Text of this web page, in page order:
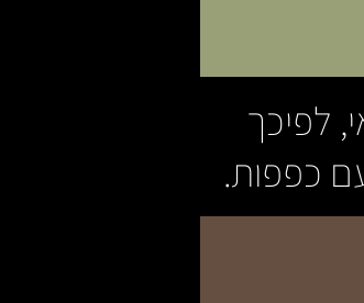
לפיכך
כפפות.